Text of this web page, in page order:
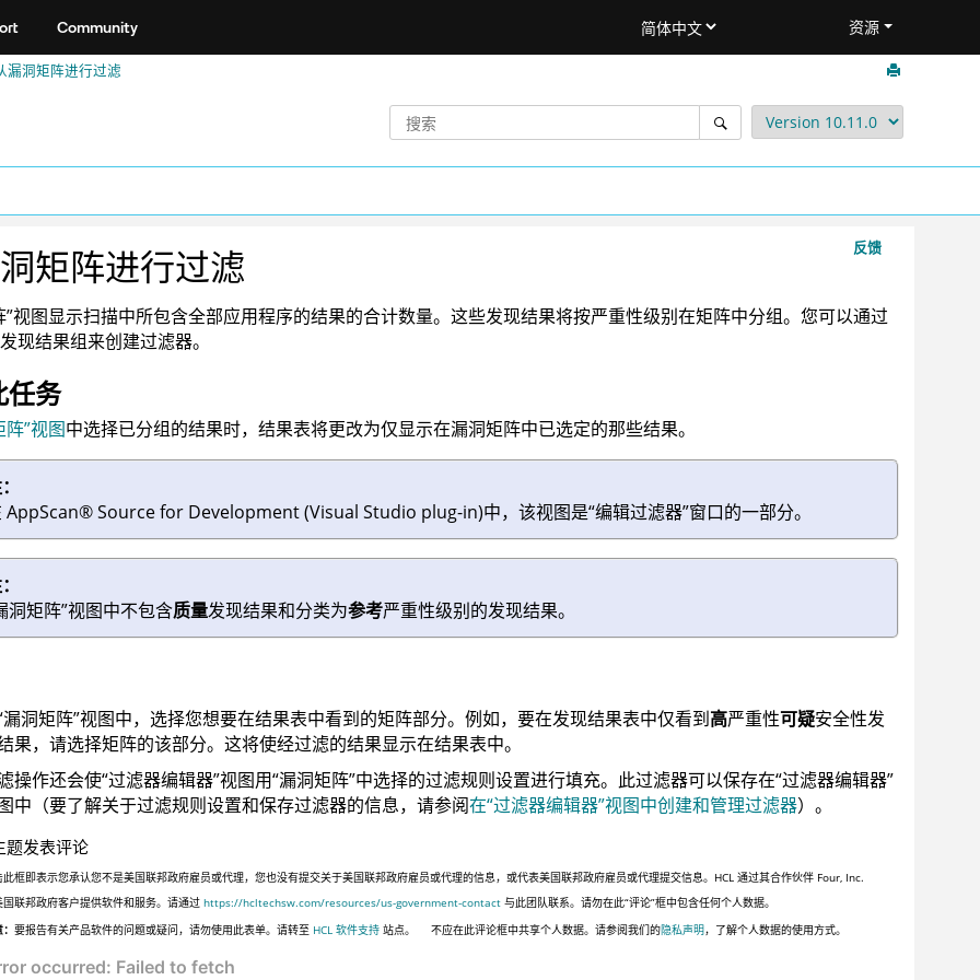
Community 资源
漏洞矩阵进行过滤
反馈
矩阵进行过滤
”视图显示扫描中所包含全部应用程序的结果的合计数量。这些发现结果将按严重性级别在矩阵中分组。您可以通过
现结果组来创建过滤器。
任务
阵”视图中选择已分组的结果时，结果表将更改为仅显示在漏洞矩阵中已选定的那些结果。
AppScan®Source for Development (Visual Studio plug-in)中，该视图是“编辑过滤器”窗口的一部分。
洞矩阵”视图中不包含质量发现结果和分类为参考严重性级别的发现结果。
漏洞矩阵”视图中，选择您想要在结果表中看到的矩阵部分。例如，要在发现结果表中仅看到高严重性可疑安全性发
果，请选择矩阵的该部分。这将使经过滤的结果显示在结果表中。
操作还会使“过滤器编辑器”视图用“漏洞矩阵”中选择的过滤规则设置进行填充。此过滤器可以保存在“过滤器编辑器”
中（要了解关于过滤规则设置和保存过滤器的信息，请参阅在“过滤器编辑器”视图中创建和管理过滤器）。
题发表评论
此框即表示您承认您不是美国联邦政府雇员或代理，您也没有提交关于美国联邦政府雇员或代理的信息，或代表美国联邦政府雇员或代理提交信息。HCL 通过其合作伙伴 Four, Inc.
国联邦政府客户提供软件和服务。请通过https://hcltechsw.com/resources/us-government-contact 与此团队联系。请勿在此“评论”框中包含任何个人数据。
：要报告有关产品软件的问题或疑问，请勿使用此表单。请转至 HCL 软件支持 站点。 不应在此评论框中共享个人数据。请参阅我们的隐私声明，了解个人数据的使用方式。